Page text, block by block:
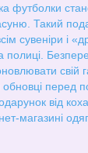
футболки
Такий
сувеніри і
свій
обновці перед
від
магазині